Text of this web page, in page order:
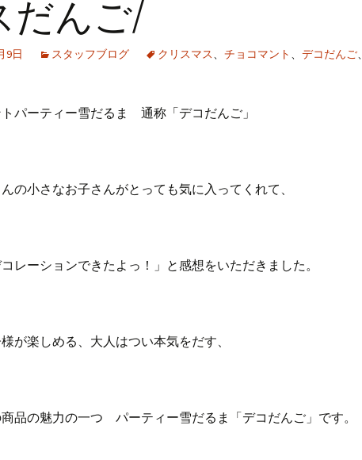
だんご/
9日 スタッフブログ クリスマス、 チョコマント 、 デコだんご、
パーティー雪だるま 通称「デコだんご」
の小さなお子さんがとっても気に入ってくれて、
レーションできたよっ！」と感想をいただきました。
が楽しめる、大人はつい本気をだす、
品の魅力の一つ パーティー雪だるま「デコだんご」です。